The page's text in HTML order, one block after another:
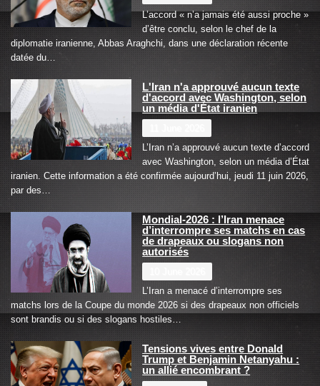
L’accord « n’a jamais été aussi proche »
d’être conclu, selon le chef de la
diplomatie iranienne, Abbas Araghchi, dans une déclaration récente
datée du…
L'Iran n'a approuvé aucun texte
d'accord avec Washington, selon
un média d'État iranien
L’Iran n’a approuvé aucun texte d’accord
avec Washington, selon un média d’État
iranien. Cette information a été confirmée aujourd’hui, jeudi 11 juin 2026,
par des…
Mondial-2026 : l’Iran menace
d’interrompre ses matchs en cas
de drapeaux ou slogans non
autorisés
L’Iran a menacé d’interrompre ses
matchs lors de la Coupe du monde 2026 si des drapeaux non officiels
sont brandis ou si des slogans hostiles…
Tensions vives entre Donald
Trump et Benjamin Netanyahu :
un allié encombrant ?